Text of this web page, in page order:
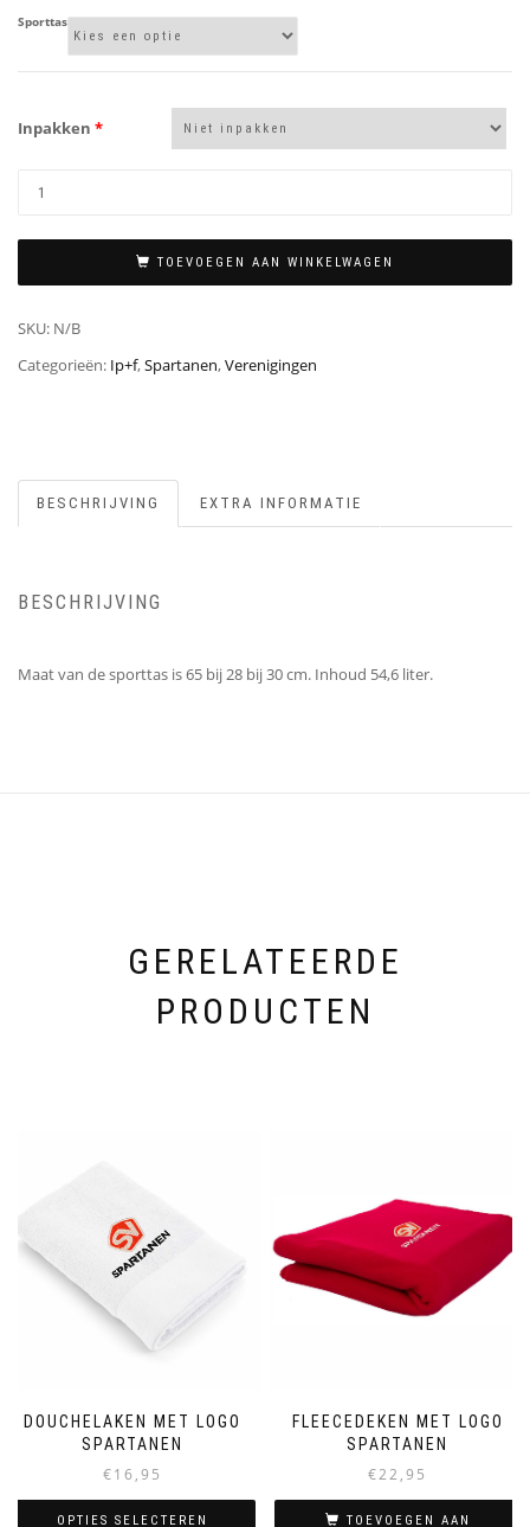
Sporttas
Inpakken *
TOEVOEGEN AAN WINKELWAGEN
SKU: N/B
Categorieën: Ip+f,Spartanen,Verenigingen
BESCHRIJVING EXTRA INFORMATIE
BESCHRIJVING
Maat van de sporttas is 65 bij 28 bij 30 cm. Inhoud 54,6 liter.
GERELATEERDE
PRODUCTEN
DOUCHELAKEN MET LOGO
SPARTANEN
€16,95
OPTIES SELECTEREN
FLEECEDEKEN MET LOGO
SPARTANEN
€22,95
TOEVOEGEN AAN